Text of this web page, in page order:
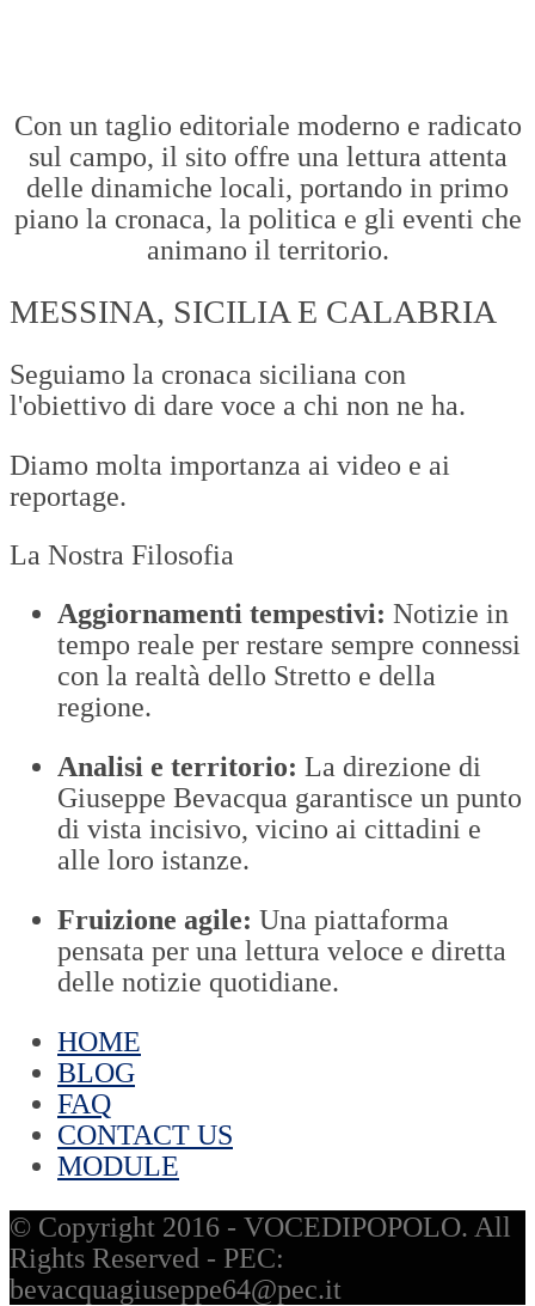
Con un taglio editoriale moderno e radicato
sul campo, il sito offre una lettura attenta
delle dinamiche locali, portando in primo
piano la cronaca, la politica e gli eventi che
animano il territorio.
MESSINA, SICILIA E CALABRIA
Seguiamo la cronaca siciliana con
l'obiettivo di dare voce a chi non ne ha.
Diamo molta importanza ai video e ai
reportage.
La Nostra Filosofia
Aggiornamenti tempestivi: Notizie in
tempo reale per restare sempre connessi
con la realtà dello Stretto e della
regione.
Analisi e territorio: La direzione di
Giuseppe Bevacqua garantisce un punto
di vista incisivo, vicino ai cittadini e
alle loro istanze.
Fruizione agile: Una piattaforma
pensata per una lettura veloce e diretta
delle notizie quotidiane.
HOME
BLOG
FAQ
CONTACT US
MODULE
© Copyright 2016 - VOCEDIPOPOLO. All
Rights Reserved - PEC:
bevacquagiuseppe64@pec.it